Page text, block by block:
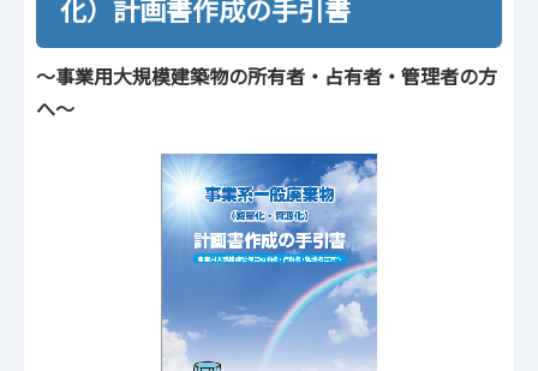
化）計画書作成の手引書
～事業用大規模建築物の所有者・占有者・管理者の方
へ～